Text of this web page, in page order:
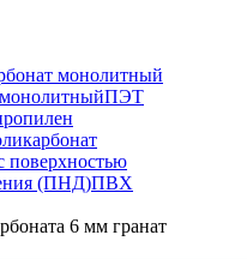
монолитный
ПЭТ
поверхностью
(ПНД)ПВХ
6 мм гранат